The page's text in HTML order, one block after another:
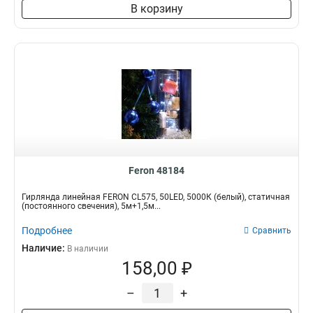
В корзину
Feron 48184
Гирлянда линейная FERON CL575, 50LED, 5000К (белый), статичная
(постоянного свечения), 5м+1,5м...
Подробнее Сравнить
Наличие: В наличии
158,00 ₽
– +